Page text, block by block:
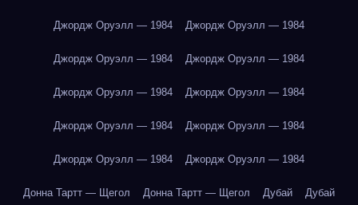
Джордж Оруэлл — 1984 Джордж Оруэлл — 1984
Джордж Оруэлл — 1984 Джордж Оруэлл — 1984
Джордж Оруэлл — 1984 Джордж Оруэлл — 1984
Джордж Оруэлл — 1984 Джордж Оруэлл — 1984
Джордж Оруэлл — 1984 Джордж Оруэлл — 1984
Донна Тартт — Щегол Донна Тартт — Щегол Дубай Дубай